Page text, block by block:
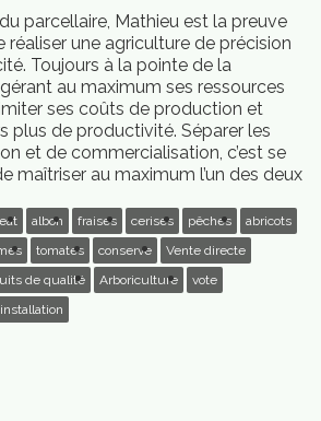
parcellaire, Mathieu est la preuve
réaliser une agriculture de précision
Toujours à la pointe de la
au maximum ses ressources
ses coûts de production et
plus de productivité. Séparer les
et de commercialisation, c’est se
maîtriser au maximum l’un des deux
albon fraises cerises pêches
abricots
tomates conserve
Vente directe
de qualité Arboriculture
vote